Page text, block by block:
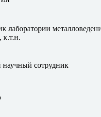
лаборатории
к.т.н.
сотрудник